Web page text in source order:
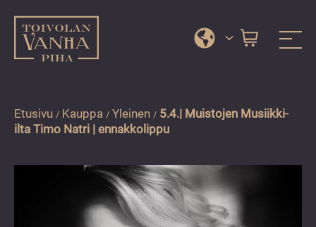
sisältöön
Toivolan vanha piha
pihapiirissä
erilaiset
ja
Etusivu / Kauppa / Yleinen / 5.4.| Muistojen Musiikki-
ilta Timo Natri | ennakkolippu